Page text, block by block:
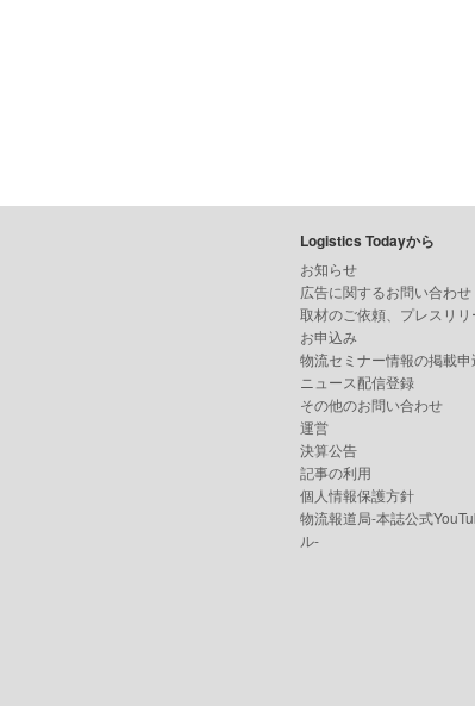
Logistics Todayから
お知らせ
広告に関するお問い合わせ
取材のご依頼、プレスリ
お申込み
物流セミナー情報の掲載申
ニュース配信登録
その他のお問い合わせ
運営
決算公告
記事の利用
個人情報保護方針
物流報道局-本誌公式
ル-